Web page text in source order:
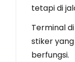
tetapi di
Terminal
stiker
berfungsi.